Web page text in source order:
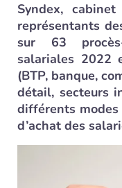
Syndex,
représentants
sur 63
salariales 2022
(BTP, banque,
détail, secteurs
différents modes
d’achat des